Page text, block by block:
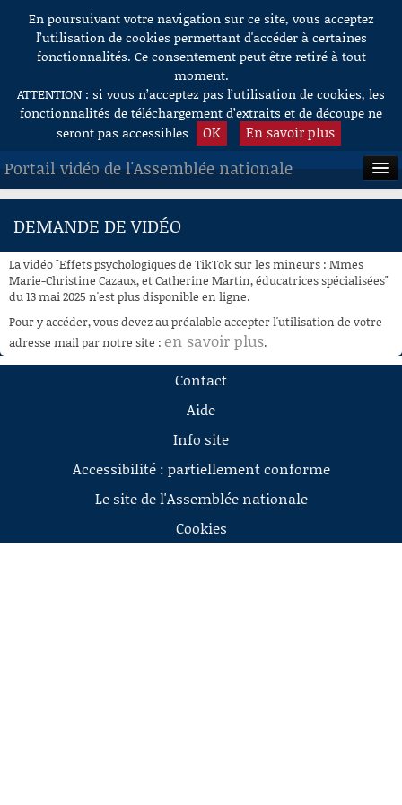
Aller au contenu
En poursuivant votre navigation sur ce site, vous acceptez
l’utilisation de cookies permettant d'accéder à certaines
fonctionnalités. Ce consentement peut être retiré à tout
moment.
ATTENTION : si vous n’acceptez pas l’utilisation de cookies, les
fonctionnalités de téléchargement d’extraits et de découpe ne
seront pas accessibles
OK En savoir plus
Portail vidéo de l'Assemblée nationale
ACCUEIL
À LA DEMANDE
RECHERCHE
AIDE À LA DÉCOUPE
DE VIDÉOS
DEMANDE DE VIDÉO
La vidéo "Effets psychologiques de TikTok sur les mineurs : Mmes
Marie-Christine Cazaux, et Catherine Martin, éducatrices spécialisées"
du 13 mai 2025 n'est plus disponible en ligne.
Pour y accéder, vous devez au préalable accepter l'utilisation de votre
adresse mail par notre site : en savoir plus.
Contact
Aide
Info site
Accessibilité : partiellement conforme
Le site de l'Assemblée nationale
Cookies